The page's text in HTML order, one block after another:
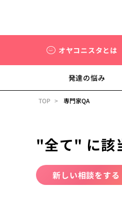
オヤコニスタとは
発達の悩み
TOP 専門家QA
"全て" に該
新しい相談をする